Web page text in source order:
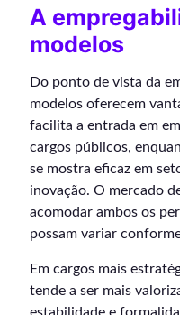
A
modelos
Do ponto de vista da
modelos oferecem
facilita a entrada em
cargos públicos,
se mostra eficaz em
inovação. O mercado
acomodar ambos os
possam variar
Em cargos mais
tende a ser mais